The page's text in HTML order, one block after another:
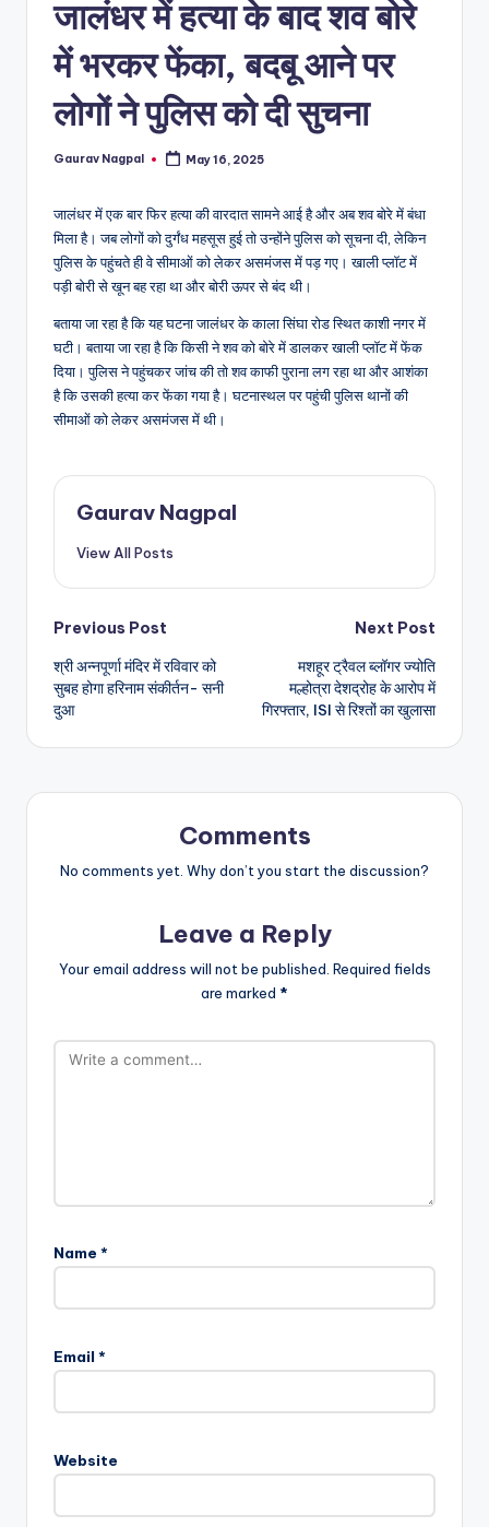
जालंधर में हत्या के बाद शव बोरे
में भरकर फेंका, बदबू आने पर
लोगों ने पुलिस को दी सुचना
Posted
Gaurav Nagpal May 16, 2025
जालंधर में एक बार फिर हत्या की वारदात सामने आई है और अब शव बोरे में बंधा
मिला है। जब लोगों को दुर्गंध महसूस हुई तो उन्होंने पुलिस को सूचना दी, लेकिन
पुलिस के पहुंचते ही वे सीमाओं को लेकर असमंजस में पड़ गए। खाली प्लॉट में
पड़ी बोरी से खून बह रहा था और बोरी ऊपर से बंद थी।
बताया जा रहा है कि यह घटना जालंधर के काला सिंघा रोड स्थित काशी नगर में
घटी। बताया जा रहा है कि किसी ने शव को बोरे में डालकर खाली प्लॉट में फेंक
दिया। पुलिस ने पहुंचकर जांच की तो शव काफी पुराना लग रहा था और आशंका
है कि उसकी हत्या कर फेंका गया है। घटनास्थल पर पहुंची पुलिस थानों की
सीमाओं को लेकर असमंजस में थी।
Gaurav Nagpal
View All Posts
Post
navigation
Previous Post
श्री अन्नपूर्णा मंदिर में रविवार को
सुबह होगा हरिनाम संकीर्तन- सनी
दुआ
Next Post
मशहूर ट्रैवल ब्लॉगर ज्योति
मल्होत्रा देशद्रोह के आरोप में
गिरफ्तार, ISI से रिश्तों का खुलासा
Comments
No comments yet. Why don’t you start the discussion?
Leave a Reply
Your email address will not be published. Required fields
are marked *
Name *
Email *
Website